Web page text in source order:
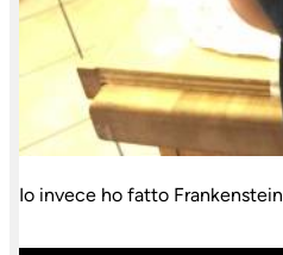
Io invece ho fatto Frankenstein